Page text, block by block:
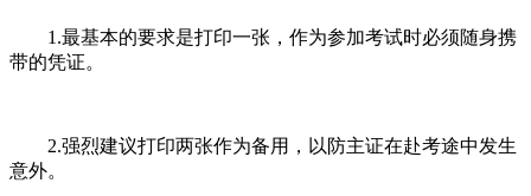
1.最基本的要求是打印一张，作为参加考试时必须随身携
带的凭证。
2.强烈建议打印两张作为备用，以防主证在赴考途中发生
意外。